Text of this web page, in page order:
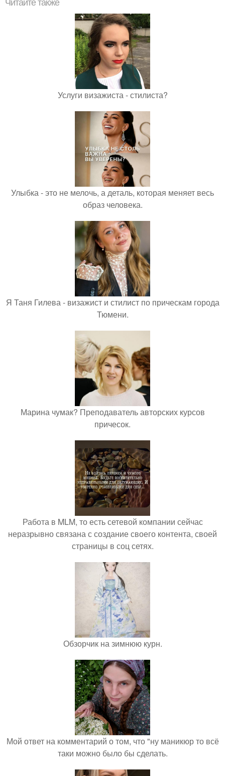
Читайте также
Услуги визажиста - стилиста?
Улыбка - это не мелочь, а деталь, которая меняет весь
образ человека.
Я Таня Гилева - визажист и стилист по прическам города
Тюмени.
Марина чумак? Преподаватель авторских курсов
причесок.
Работа в MLM, то есть сетевой компании сейчас
неразрывно связана с создание своего контента, своей
страницы в соц сетях.
Обзорчик на зимнюю курн.
Мой ответ на комментарий о том, что "ну маникюр то всё
таки можно было бы сделать.